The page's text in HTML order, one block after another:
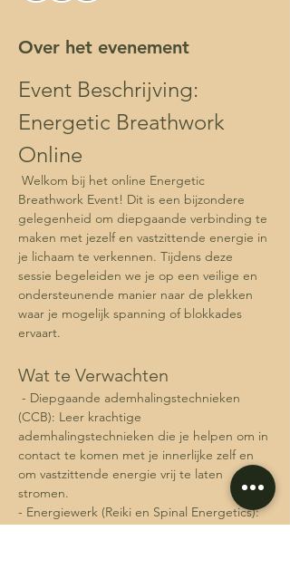
Over het evenement
Event Beschrijving:
Energetic Breathwork
Online
Breathwork Event! Dit is een bijzondere
gelegenheid om diepgaande verbinding te
maken met jezelf en vastzittende energie in
je lichaam te verkennen. Tijdens deze
sessie begeleiden we je op een veilige en
ondersteunende manier naar de plekken
waar je mogelijk spanning of blokkades
ervaart.
Wat te Verwachten
(CCB): Leer krachtige
ademhalingstechnieken die je helpen om in
contact te komen met je innerlijke zelf en
om vastzittende energie vrij te laten
stromen.
- Energiewerk (Reiki en Spinal Energetics):